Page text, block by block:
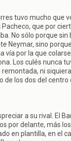
tuvo mucho que
que por
No sólo porque
Neymar, sino
vía por la que
Los culés nunca
ni
de los dos del centro
a su rival. El
por delante, más
en plantilla, en el